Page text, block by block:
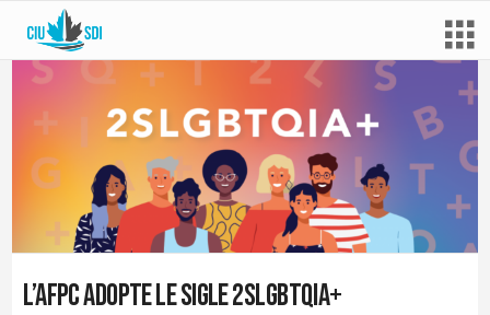
L’AFPC adopte le sigle 2SLGBTQIA+